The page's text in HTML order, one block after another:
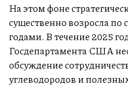
На этом фоне
существенно возросла
годами. В течение 2025
Госдепартамента США
обсуждение
углеводородов и